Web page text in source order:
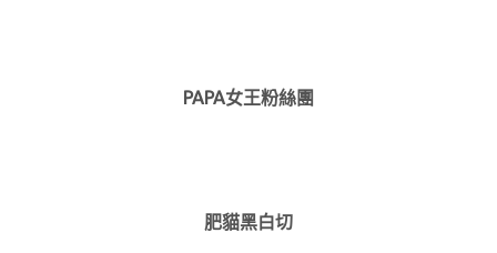
PAPA女王粉絲團
肥貓黑白切